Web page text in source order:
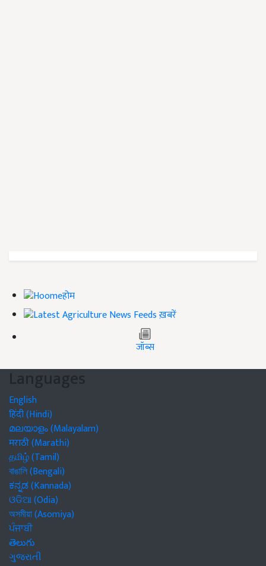
होम
ख़बरें
जॉब्स
Languages
English
हिंदी (Hindi)
മലയാളം (Malayalam)
मराठी (Marathi)
தமிழ் (Tamil)
বাঙালি (Bengali)
ಕನ್ನಡ (Kannada)
ଓଡିଆ (Odia)
অসমীয়া (Asomiya)
ਪੰਜਾਬੀ
తెలుగు
ગુજરાતી